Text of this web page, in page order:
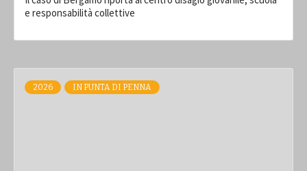
e responsabilità collettive
2026 IN PUNTA DI PENNA